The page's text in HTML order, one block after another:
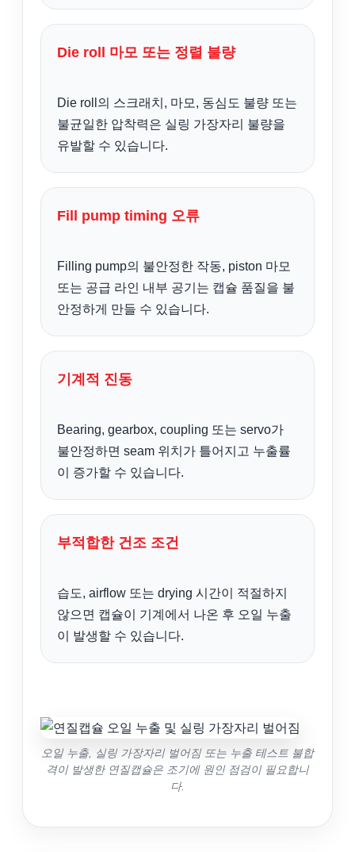
Die roll 마모 또는 정렬 불량
Die roll의 스크래치, 마모, 동심도 불량 또는
불균일한 압착력은 실링 가장자리 불량을
유발할 수 있습니다.
Fill pump timing 오류
Filling pump의 불안정한 작동, piston 마모
또는 공급 라인 내부 공기는 캡슐 품질을 불
안정하게 만들 수 있습니다.
기계적 진동
Bearing, gearbox, coupling 또는 servo가
불안정하면 seam 위치가 틀어지고 누출률
이 증가할 수 있습니다.
부적합한 건조 조건
습도, airflow 또는 drying 시간이 적절하지
않으면 캡슐이 기계에서 나온 후 오일 누출
이 발생할 수 있습니다.
오일 누출, 실링 가장자리 벌어짐 또는 누출 테스트 불합
격이 발생한 연질캡슐은 조기에 원인 점검이 필요합니
다.